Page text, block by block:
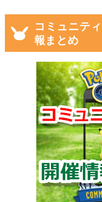
コミュニテ
報まとめ